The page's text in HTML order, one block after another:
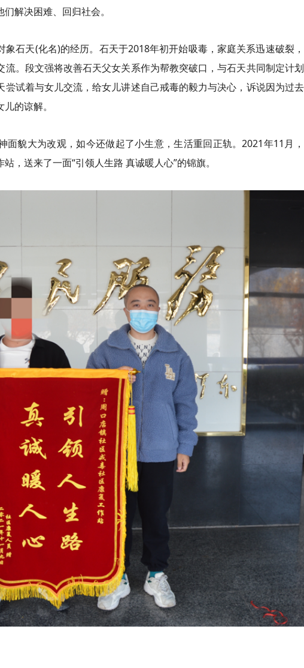
解决困难、回归社会。
石天(化名)的经历。石天于2018年初开始吸毒，家庭关系迅速破裂
流。段文强将改善石天父女关系作为帮教突破口，与石天共同制定计
试着与女儿交流，给女儿讲述自己戒毒的毅力与决心，诉说因为过
的谅解。
面貌大为改观，如今还做起了小生意，生活重回正轨。2021年11月
，送来了一面“引领人生路 真诚暖人心”的锦旗。